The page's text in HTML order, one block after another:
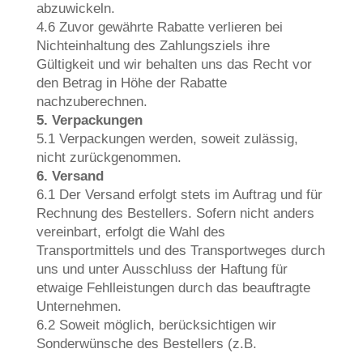
abzuwickeln.
4.6 Zuvor gewährte Rabatte verlieren bei
Nichteinhaltung des Zahlungsziels ihre
Gültigkeit und wir behalten uns das Recht vor
den Betrag in Höhe der Rabatte
nachzuberechnen.
5. Verpackungen
5.1 Verpackungen werden, soweit zulässig,
nicht zurückgenommen.
6. Versand
6.1 Der Versand erfolgt stets im Auftrag und für
Rechnung des Bestellers. Sofern nicht anders
vereinbart, erfolgt die Wahl des
Transportmittels und des Transportweges durch
uns und unter Ausschluss der Haftung für
etwaige Fehlleistungen durch das beauftragte
Unternehmen.
6.2 Soweit möglich, berücksichtigen wir
Sonderwünsche des Bestellers (z.B.